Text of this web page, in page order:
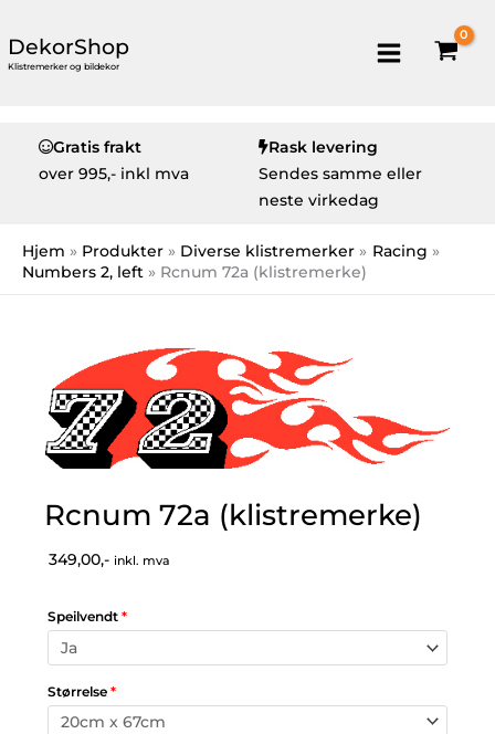
DekorShop
Klistremerker og bildekor
Gratis frakt
over 995,- inkl mva
Rask levering
Sendes samme eller
neste virkedag
Hjem Produkter Diverse klistremerker
Racing
Numbers 2, left
Rcnum 72a (klistremerke)
Rcnum 72a (klistremerke)
349,00,- inkl. mva
Speilvendt *
Størrelse *